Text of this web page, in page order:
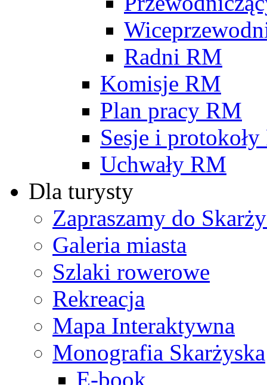
Radni RM
Komisje RM
Plan pracy RM
Sesje i
Uchwały RM
Dla turysty
Zapraszamy do
Galeria miasta
Szlaki rowerowe
Rekreacja
Mapa Interaktywna
Monografia Skarżyska
E-book